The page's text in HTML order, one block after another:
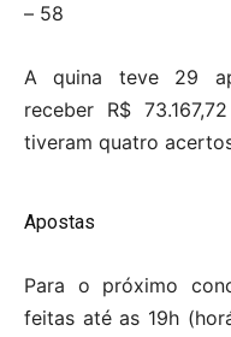
– 58
A quina teve 29
receber R$
tiveram quatro
Apostas
Para o próximo
feitas até as 19h